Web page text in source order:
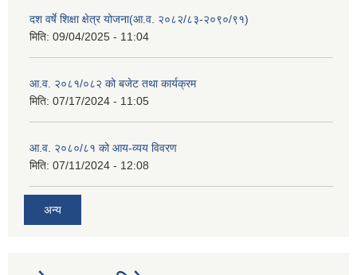
दश वर्षे शिक्षा क्षेत्र योजना(आ.व. २०८२/८३-२०९०/९१)
मिति: 09/04/2025 - 11:04
आ.व. २०८१/०८२ को बजेट तथा कार्यक्रम
मिति: 07/17/2024 - 11:05
आ.व. २०८०/८१ को आय-व्यय विवरण
मिति: 07/11/2024 - 12:08
अन्य